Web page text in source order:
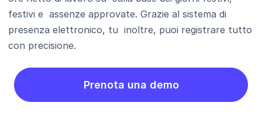
festivi e assenze approvate. Grazie al sistema di
presenza elettronico, tu inoltre, puoi registrare tutto
con precisione.
Prenota una demo